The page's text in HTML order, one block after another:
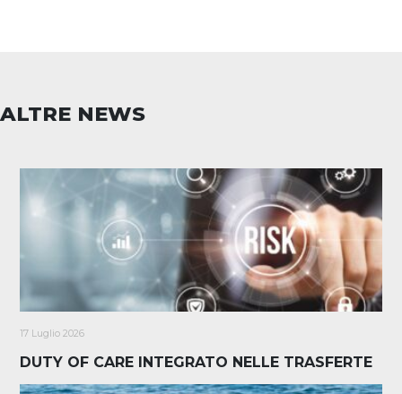
ALTRE NEWS
17 Luglio 2026
DUTY OF CARE INTEGRATO NELLE TRASFERTE